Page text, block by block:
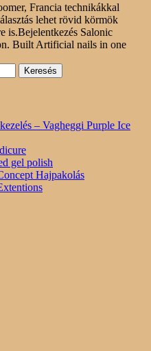
Francia technikákkal
lehet rövid körmök
is.Bejelentkezés Salonic
Built Artificial nails in one
– Vagheggi Purple Ice
gel polish
Hajpakolás